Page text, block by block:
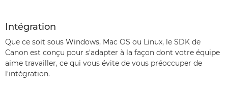
Intégration
Que ce soit sous Windows, Mac OS ou Linux, le SDK de
Canon est conçu pour s'adapter à la façon dont votre équipe
aime travailler, ce qui vous évite de vous préoccuper de
l'intégration.